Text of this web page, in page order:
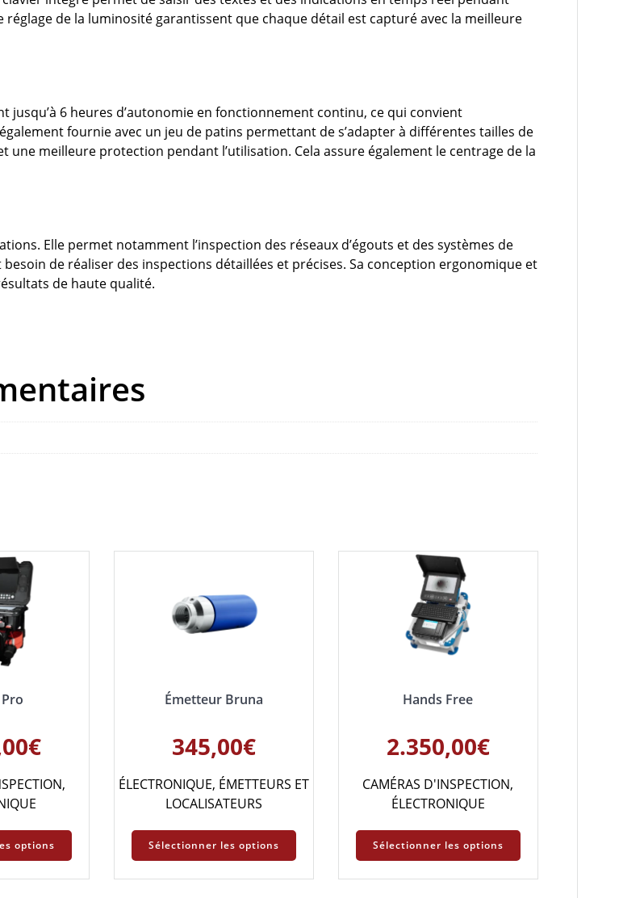
réglage de la luminosité garantissent que chaque détail est capturé avec la meilleure
jusqu’à 6 heures d’autonomie en fonctionnement continu, ce qui convient
fournie avec un jeu de patins permettant de s’adapter à différentes tailles de
meilleure protection pendant l’utilisation. Cela assure également le centrage de la
Elle permet notamment l’inspection des réseaux d’égouts et des systèmes de
de réaliser des inspections détaillées et précises. Sa conception ergonomique et
de haute qualité.
€
,
options
Émetteur Bruna
345,00€
ÉLECTRONIQUE, ÉMETTEURS ET
LOCALISATEURS
Sélectionner les options
Hands Free
2.350,00€
CAMÉRAS D'INSPECTION,
ÉLECTRONIQUE
Sélectionner les options